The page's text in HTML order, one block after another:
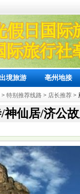
出境旅游 亳州地接
> 特别推荐线路 > 店长推荐 >
仙居/济公